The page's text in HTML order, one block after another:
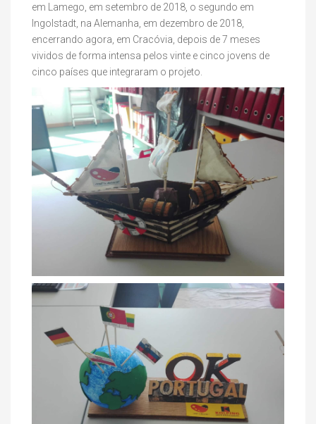
em Lamego, em setembro de 2018, o segundo em
Ingolstadt, na Alemanha, em dezembro de 2018,
encerrando agora, em Cracóvia, depois de 7 meses
vividos de forma intensa pelos vinte e cinco jovens de
cinco países que integraram o projeto.